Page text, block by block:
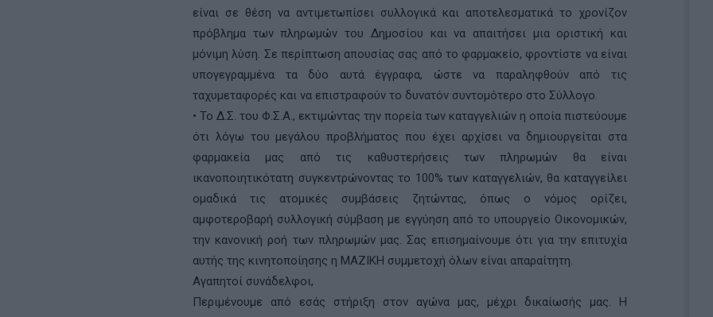
είναι σε θέση να αντιμετωπίσει συλλογικά και αποτελεσματικά το χρονίζον
πρόβλημα των πληρωμών του Δημοσίου και να απαιτήσει μια οριστική και
μόνιμη λύση. Σε περίπτωση απουσίας σας από το φαρμακείο, φροντίστε να είναι
υπογεγραμμένα τα δύο αυτά έγγραφα, ώστε να παραληφθούν από τις
ταχυμεταφορές και να επιστραφούν το δυνατόν συντομότερο στο Σύλλογο.
• Το Δ.Σ. του Φ.Σ.Α., εκτιμώντας την πορεία των καταγγελιών η οποία πιστεύουμε
ότι λόγω του μεγάλου προβλήματος που έχει αρχίσει να δημιουργείται στα
φαρμακεία μας από τις καθυστερήσεις των πληρωμών θα είναι
ικανοποιητικότατη συγκεντρώνοντας το 100% των καταγγελιών, θα καταγγείλει
ομαδικά τις ατομικές συμβάσεις ζητώντας, όπως ο νόμος ορίζει,
αμφοτεροβαρή συλλογική σύμβαση με εγγύηση από το υπουργείο Οικονομικών,
την κανονική ροή των πληρωμών μας. Σας επισημαίνουμε ότι για την επιτυχία
αυτής της κινητοποίησης η ΜΑΖΙΚΗ συμμετοχή όλων είναι απαραίτητη.
Αγαπητοί συνάδελφοι,
Περιμένουμε από εσάς στήριξη στον αγώνα μας, μέχρι δικαίωσής μας. Η